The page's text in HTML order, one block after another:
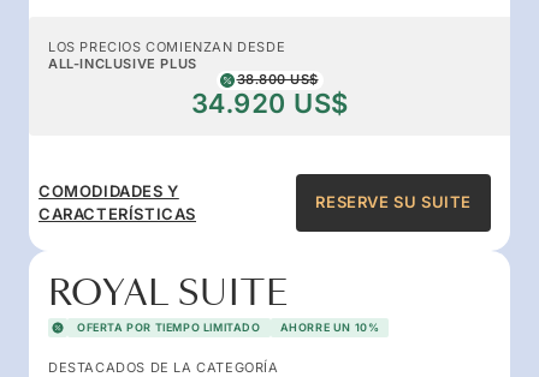
LOS PRECIOS COMIENZAN DESDE
ALL-INCLUSIVE PLUS
38.800 US$
34.920 US$
COMODIDADES Y
CARACTERÍSTICAS
RESERVE SU SUITE
ROYAL SUITE
OFERTA POR TIEMPO LIMITADO AHORRE UN 10%
DESTACADOS DE LA CATEGORÍA